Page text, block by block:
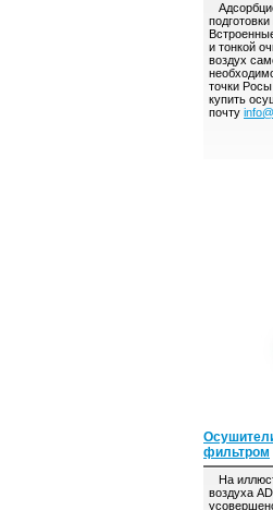
и тонкой
воздух
точки
купить
почту
фильтром
На
воздуха